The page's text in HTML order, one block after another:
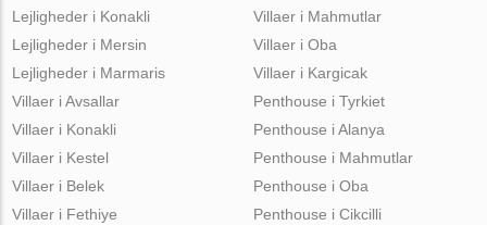
Lejligheder i Konakli
Lejligheder i Mersin
Lejligheder i Marmaris
Villaer i Mahmutlar
Villaer i Oba
Villaer i Kargicak
Villaer i Avsallar
Villaer i Konakli
Villaer i Kestel
Villaer i Belek
Villaer i Fethiye
Penthouse i Tyrkiet
Penthouse i Alanya
Penthouse i Mahmutlar
Penthouse i Oba
Penthouse i Cikcilli